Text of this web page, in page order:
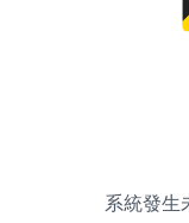
系統發生